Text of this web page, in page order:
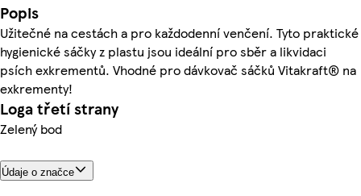
Popis
Užitečné na cestách a pro každodenní venčení. Tyto praktické
hygienické sáčky z plastu jsou ideální pro sběr a likvidaci
psích exkrementů. Vhodné pro dávkovač sáčků Vitakraft® na
exkrementy!
Loga třetí strany
Zelený bod
Údaje o značce